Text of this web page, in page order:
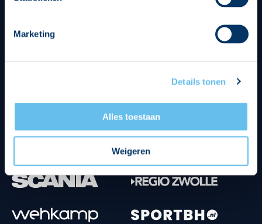
Marketing
Details tonen
Alles toestaan
Weigeren